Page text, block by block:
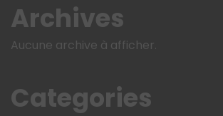
Archives
Aucune archive à afficher.
Categories